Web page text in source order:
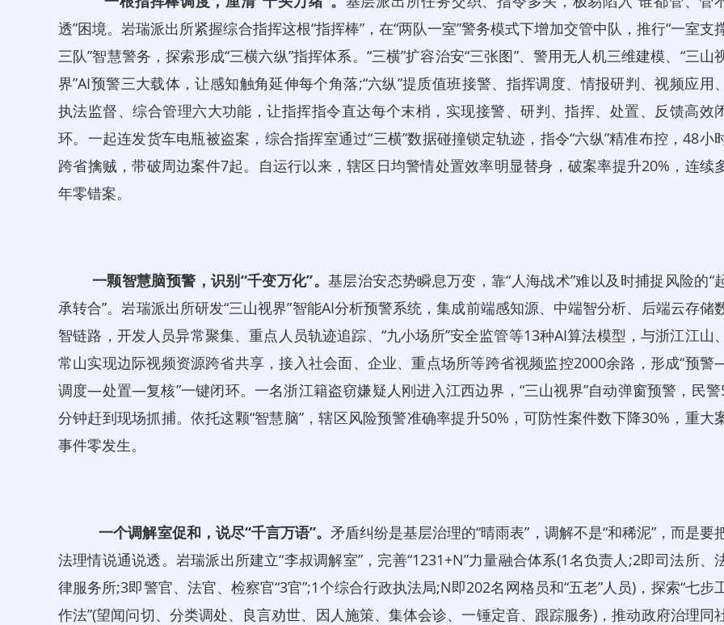
透”困境。岩瑞派出所紧握综合指挥这根“指挥棒”，在“两队一室”警务模式下增加交管中队，推行“一室支
三队”智慧警务，探索形成“三横六纵”指挥体系。“三横”扩容治安“三张图”、警用无人机三维建模、“三山
界”AI预警三大载体，让感知触角延伸每个角落;“六纵”提质值班接警、指挥调度、情报研判、视频应用、
执法监督、综合管理六大功能，让指挥指令直达每个末梢，实现接警、研判、指挥、处置、反馈高效
环。一起连发货车电瓶被盗案，综合指挥室通过“三横”数据碰撞锁定轨迹，指令“六纵”精准布控，48小
跨省擒贼，带破周边案件7起。自运行以来，辖区日均警情处置效率明显替身，破案率提升20%，连续
年零错案。
一颗智慧脑预警 ， 识别“千变万化”。基层治安态势瞬息万变，靠“人海战术”难以及时捕捉风险的“
承转合”。岩瑞派出所研发“三山视界”智能AI分析预警系统，集成前端感知源、中端智分析、后端云存储
智链路，开发人员异常聚集、重点人员轨迹追踪、“九小场所”安全监管等13种AI算法模型，与浙江江山、
常山实现边际视频资源跨省共享，接入社会面、企业、重点场所等跨省视频监控2000余路，形成“预警
调度—处置—复核”一键闭环。一名浙江籍盗窃嫌疑人刚进入江西边界，“三山视界”自动弹窗预警，民警
分钟赶到现场抓捕。依托这颗“智慧脑”，辖区风险预警准确率提升50%，可防性案件数下降30%，重大
事件零发生。
一个调解室促和 ，说尽“千言万语”。 矛盾纠纷是基层治理的“晴雨表”，调解不是“和稀泥”，而是要
法理情说通说透。岩瑞派出所建立“李叔调解室”，完善“1231+N”力量融合体系(1名负责人;2即司法所、
律服务所;3即警官、法官、检察官“3官”;1个综合行政执法局;N即202名网格员和“五老”人员)，探索“七步
作法”(望闻问切、分类调处、良言劝世、因人施策、集体会诊、一锤定音、跟踪服务)，推动政府治理同